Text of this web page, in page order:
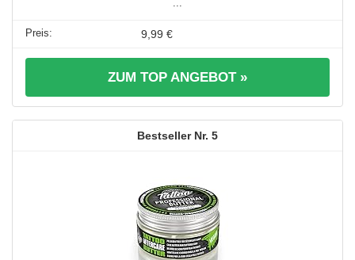
...
9,99 €
ZUM TOP ANGEBOT »
5